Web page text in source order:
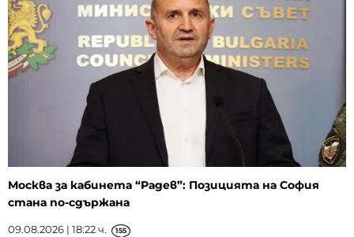
Москва за кабинета “Радев”: Позицията на София
стана по-сдържана
09.08.2026 | 18:22 ч. 155